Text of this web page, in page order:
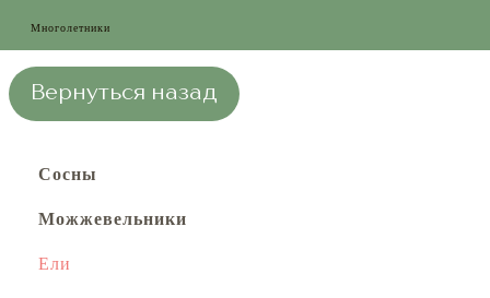
Многолетники
Вернуться назад
Сосны
Можжевельники
Ели